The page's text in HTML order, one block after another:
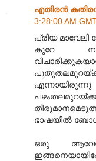
എതിരന്‍
3:28:00 AM
പ്രിയ മാവേലി
കുറേ
ഭാഷയിൽ
ഒരു